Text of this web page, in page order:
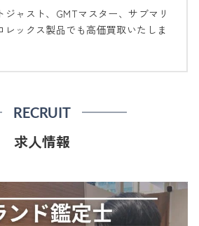
ジャスト、GMTマスター、サブマリ
レックス製品でも高価買取いたしま
RECRUIT
求人情報